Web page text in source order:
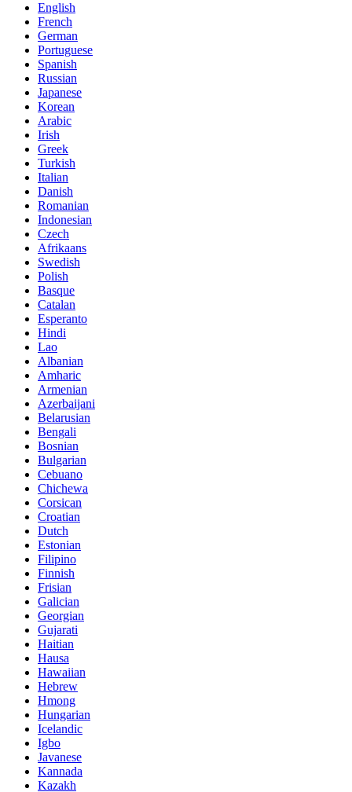
English
French
German
Portuguese
Spanish
Russian
Japanese
Korean
Arabic
Irish
Greek
Turkish
Italian
Danish
Romanian
Indonesian
Czech
Afrikaans
Swedish
Polish
Basque
Catalan
Esperanto
Hindi
Lao
Albanian
Amharic
Armenian
Azerbaijani
Belarusian
Bengali
Bosnian
Bulgarian
Cebuano
Chichewa
Corsican
Croatian
Dutch
Estonian
Filipino
Finnish
Frisian
Galician
Georgian
Gujarati
Haitian
Hausa
Hawaiian
Hebrew
Hmong
Hungarian
Icelandic
Igbo
Javanese
Kannada
Kazakh